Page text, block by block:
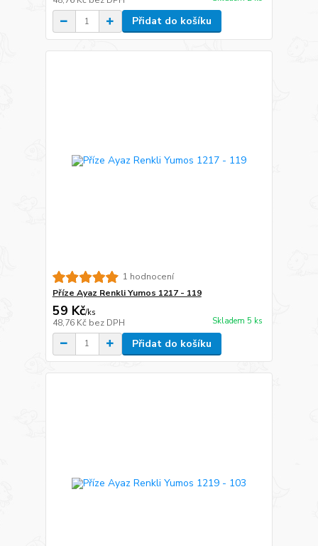
Přidat do košíku
1 hodnocení
Příze Ayaz Renkli Yumos 1217 - 119
59 Kč/ks
48,76 Kč bez DPH Skladem 5 ks
Přidat do košíku